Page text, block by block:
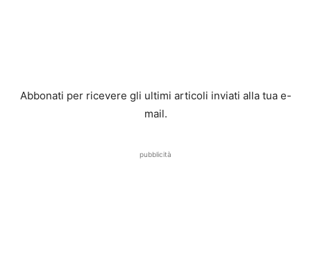
Abbonati per ricevere gli ultimi articoli inviati alla tua e-
mail.
pubblicità